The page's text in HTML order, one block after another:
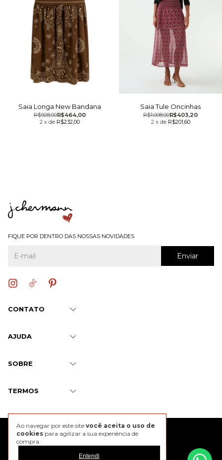
Ao navegar por este site você aceita o uso de
cookies para agilizar a sua experiência de
compra.
Entendi
Saia Longa New Bandana
R$464,00
R$928,00
2 x de R$232,00
Saia Tule Oncinhas
R$403,20
R$1.008,00
2 x de R$201,60
FIQUE POR DENTRO DAS NOSSAS NOVIDADES
CONTATO
AJUDA
SOBRE
TERMOS
@2026 J. Chermann